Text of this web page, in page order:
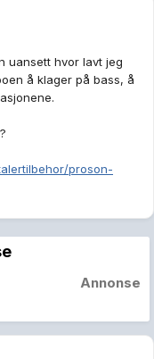
uansett hvor lavt jeg
å klager på bass, å
proson-
Annonse